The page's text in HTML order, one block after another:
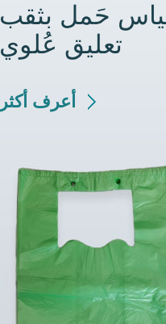
حَمل بثقب
تعليق عُلوي
أعرف أكثر